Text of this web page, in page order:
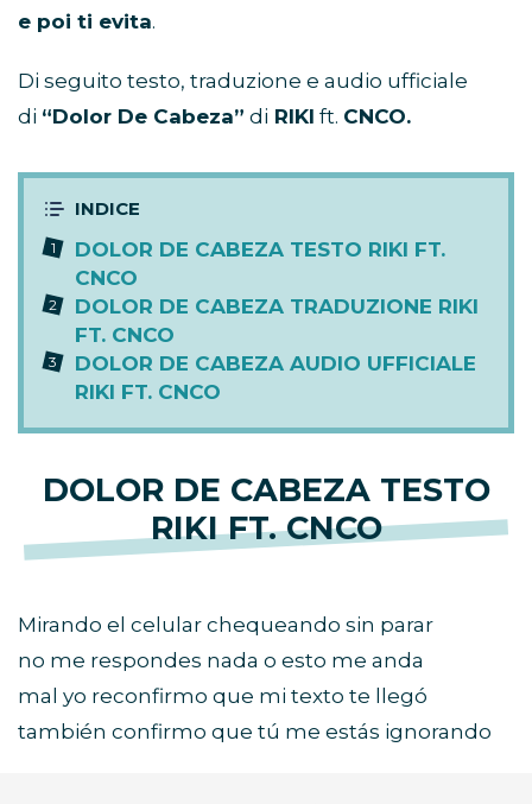
e poi ti evita.
Di seguito testo, traduzione e audio ufficiale
di “Dolor De Cabeza” di RIKI ft. CNCO.
DOLOR DE CABEZA TESTO RIKI FT.
CNCO
DOLOR DE CABEZA TRADUZIONE RIKI
FT. CNCO
DOLOR DE CABEZA AUDIO UFFICIALE
RIKI FT. CNCO
DOLOR DE CABEZA TESTO
RIKI FT. CNCO
Mirando el celular chequeando sin parar
no me respondes nada o esto me anda
mal yo reconfirmo que mi texto te llegó
también confirmo que tú me estás ignorando